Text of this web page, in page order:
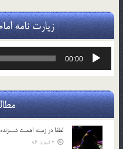
زیارت نامه
پخش‌کننده
00:00
لطفا در زمينه اهميت
2 اسفند 96